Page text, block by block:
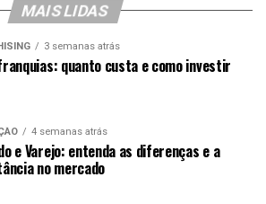
MAIS LIDAS
3 semanas atrás
quanto custa e como investir
4 semanas atrás
e Varejo: entenda as diferenças e a
no mercado